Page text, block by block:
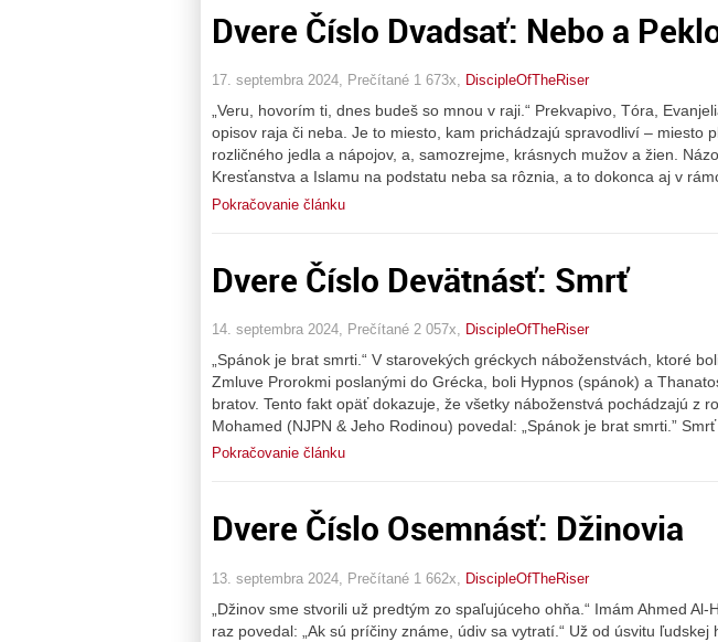
Dvere Číslo Dvadsať: Nebo a
17. septembra 2024, Prečítané 1 673x, DiscipleOfTheRiser
„Veru, hovorím ti, dnes budeš so mnou v raji.“ Prekvapivo, Tóra,
opisov raja či neba. Je to miesto, kam prichádzajú spravodliví – miesto
rozličného jedla a nápojov, a, samozrejme, krásnych mužov a žien.
Kresťanstva a Islamu na podstatu neba sa rôznia, a to dokonca aj v
Pokračovanie článku
Dvere Číslo Devätnásť: Smrť
14. septembra 2024, Prečítané 2 057x, DiscipleOfTheRiser
„Spánok je brat smrti.“ V starovekých gréckych náboženstvách, ktoré
Zmluve Prorokmi poslanými do Grécka, boli Hypnos (spánok) a
bratov. Tento fakt opäť dokazuje, že všetky náboženstvá pochádzajú z
Mohamed (NJPN & Jeho Rodinou) povedal: „Spánok je brat smrti.”
Pokračovanie článku
Dvere Číslo Osemnásť: Džinovia
13. septembra 2024, Prečítané 1 662x, DiscipleOfTheRiser
„Džinov sme stvorili už predtým zo spaľujúceho ohňa.“ Imám Ahmed
raz povedal: „Ak sú príčiny známe, údiv sa vytratí.“ Už od úsvitu ľudskej